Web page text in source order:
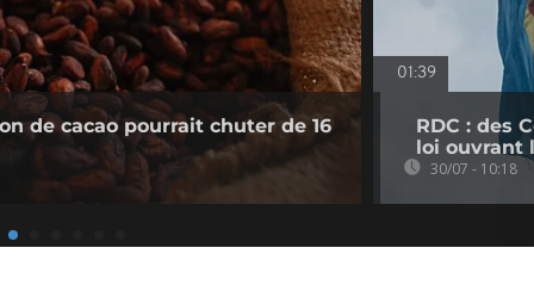
de cacao pourrait chuter de 16
01:39
RDC : des
loi ouvrant
30/07 - 10:18